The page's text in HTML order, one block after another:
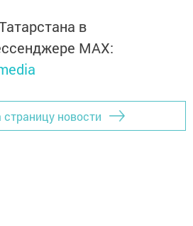
в
MАХ:
страницу новости